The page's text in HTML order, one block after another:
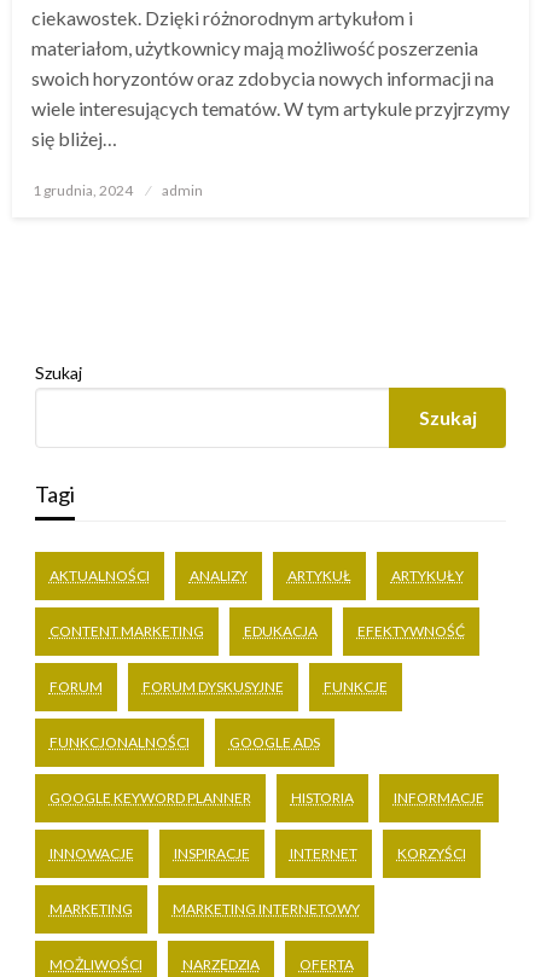
ciekawostek. Dzięki różnorodnym artykułom i
materiałom, użytkownicy mają możliwość poszerzenia
swoich horyzontów oraz zdobycia nowych informacji na
wiele interesujących tematów. W tym artykule przyjrzymy
się bliżej…
Opublikowane
1 grudnia, 2024 admin
Szukaj
Szukaj
Tagi
AKTUALNOŚCI ANALIZY ARTYKUŁ ARTYKUŁY
CONTENT MARKETING EDUKACJA EFEKTYWNOŚĆ
FORUM FORUM DYSKUSYJNE FUNKCJE
FUNKCJONALNOŚCI GOOGLE ADS
GOOGLE KEYWORD PLANNER HISTORIA INFORMACJE
INNOWACJE INSPIRACJE INTERNET KORZYŚCI
MARKETING MARKETING INTERNETOWY
MOŻLIWOŚCI NARZĘDZIA OFERTA